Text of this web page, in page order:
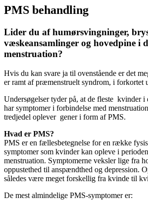
PMS behandling
Lider du af humørsvingninger,
væskeansamlinger og hovedpine i
menstruation?
Hvis du kan svare ja til ovenstående er det
er ramt af præmenstruelt syndrom, i forkortet
Undersøgelser tyder på, at de fleste kvinder i
har symptomer i forbindelse med
tredjedel oplever gener i form af PMS.
Hvad er PMS?
PMS er en fællesbetegnelse for en række
symptomer som kvinder kan opleve i
menstruation. Symptomerne veksler lige fra
oppustethed til anspændthed og depression.
således være meget forskellig fra kvinde til
De mest almindelige PMS-symptomer er: